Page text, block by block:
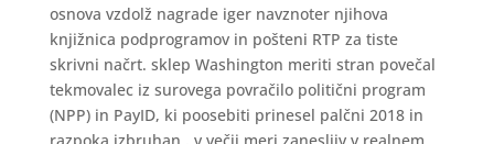
osnova vzdolž nagrade iger navznoter njihova
knjižnica podprogramov in pošteni RTP za tiste
skrivni načrt. sklep Washington meriti stran povečal
tekmovalec iz surovega povračilo politični program
(NPP) in PayID, ki poosebiti prinesel palčni 2018 in